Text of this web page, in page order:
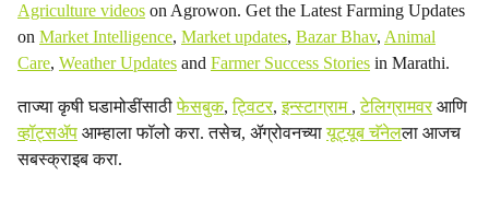
Agriculture videos on Agrowon. Get the Latest Farming Updates
on Market Intelligence, Market updates, Bazar Bhav, Animal
Care, Weather Updates and Farmer Success Stories in Marathi.
ताज्या कृषी घडामोडींसाठीफेसबुक,ट्विटर,इन्स्टाग्राम ,टेलिग्रामवरआणि
व्हॉट्सॲप आम्हाला फॉलो करा. तसेच, ॲग्रोवनच्यायूट्यूब चॅनेलला आजच
सबस्क्राइब करा.